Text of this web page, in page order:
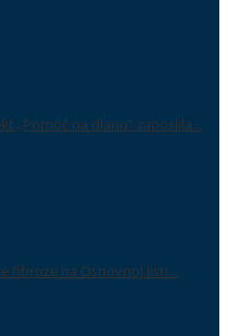
„Pomoć na dlanu“ zaposlila…
fibroze na Osnovnoj listi…